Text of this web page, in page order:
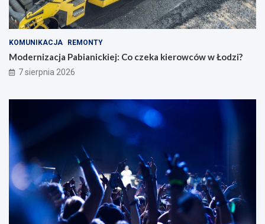
KOMUNIKACJA REMONTY
Modernizacja Pabianickiej: Co czeka kierowców w Łodzi?
7 sierpnia 2026